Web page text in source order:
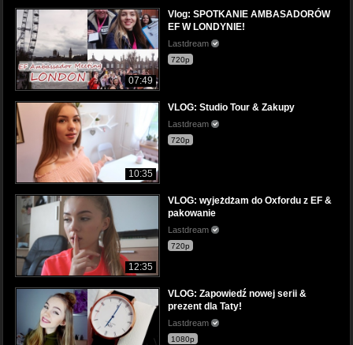
07:49
Vlog: SPOTKANIE AMBASADORÓW
EF W LONDYNIE!
Lastdream
720p
10:35
VLOG: Studio Tour & Zakupy
Lastdream
720p
12:35
VLOG: wyjeżdżam do Oxfordu z EF &
pakowanie
Lastdream
720p
VLOG: Zapowiedź nowej serii &
prezent dla Taty!
Lastdream
1080p